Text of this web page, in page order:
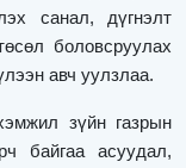
санал, дүгнэлт
боловсруулах
авч уулзлаа.
зүйн газрын
байгаа асуудал,